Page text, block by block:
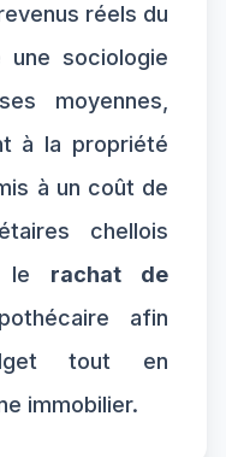
réels du
sociologie
moyennes,
à la propriété
à un coût de
chellois
le rachat de
afin
tout en
immobilier.